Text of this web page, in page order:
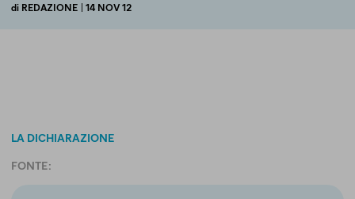
di REDAZIONE | 14 NOV 12
LA DICHIARAZIONE
FONTE: